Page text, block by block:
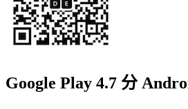
Google Play 4.7 分